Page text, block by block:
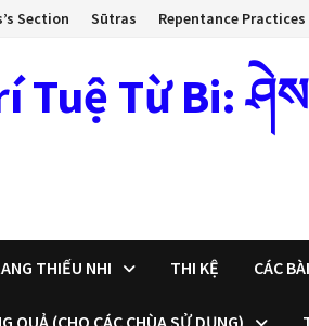
Section Sūtras Repentance Practices
Từ Bi:
THIẾU NHI THI KỆ CÁC
QUẢ (CHO CÁC CHÙA SỬ DỤNG)